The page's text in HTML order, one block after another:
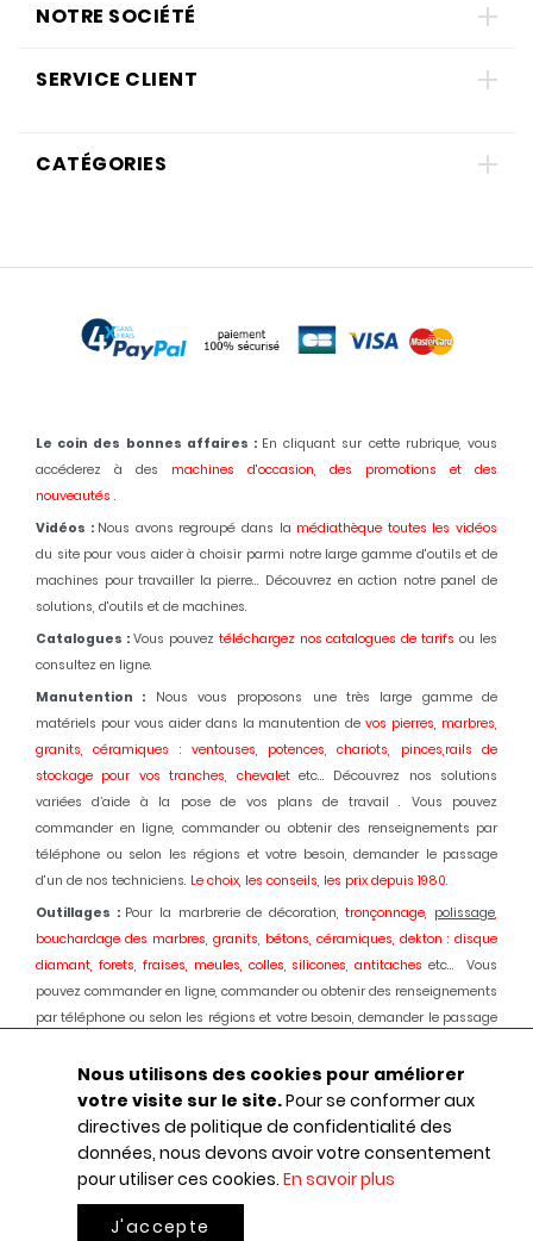
NOTRE SOCIÉTÉ
SERVICE CLIENT
CATÉGORIES
Le coin des bonnes affaires : En cliquant sur cette rubrique, vous
accéderez à des machines d'occasion, des promotions et des
nouveautés .
Vidéos : Nous avons regroupé dans la médiathèque toutes les vidéos
du site pour vous aider à choisir parmi notre large gamme d'outils et de
machines pour travailler la pierre... Découvrez en action notre panel de
solutions, d'outils et de machines.
Catalogues : Vous pouvez téléchargez nos catalogues de tarifs ou les
consultez en ligne.
Manutention : Nous vous proposons une très large gamme de
matériels pour vous aider dans la manutention devos pierres, marbres,
granits, céramiques : ventouses, potences, chariots, pinces,rails de
stockage pour vos tranches, chevalet etc... Découvrez nos solutions
variées d’aide à la pose de vos plans de travail . Vous pouvez
commander en ligne, commander ou obtenir des renseignements par
téléphone ou selon les régions et votre besoin, demander le passage
d'un de nos techniciens. Le choix, les conseils, les prix depuis 1980.
Outillages : Pour la marbrerie de décoration,tronçonnage, polissage,
bouchardage des marbres, granits, bétons, céramiques, dekton : disque
diamant, forets, fraises, meules, colles, silicones, antitaches etc... Vous
pouvez commander en ligne, commander ou obtenir des renseignements
par téléphone ou selon les régions et votre besoin, demander le passage
Machines : Pour la marbrerie de décoration, usinage etpolissage
marbres, granits, bétons, céramiques, dekton :Débiteuses, découpes jet
polissageautomatique des chants, centres d'usinages 3 et 5 axes,
robot, fil diamant, traitement des boues, aspiration des poussières,
ponçage de sols marbres et granits, équipements portatifs en
pneumatiqueetc... : Une offre globale au service de votre activité.
le conseil, les prix, depuis 1980.
Nous utilisons des cookies pour améliorer
votre visite sur le site.Pour se conformer aux
directives de politique de confidentialité des
données, nous devons avoir votre consentement
pour utiliser ces cookies. En savoir plus
J'accepte